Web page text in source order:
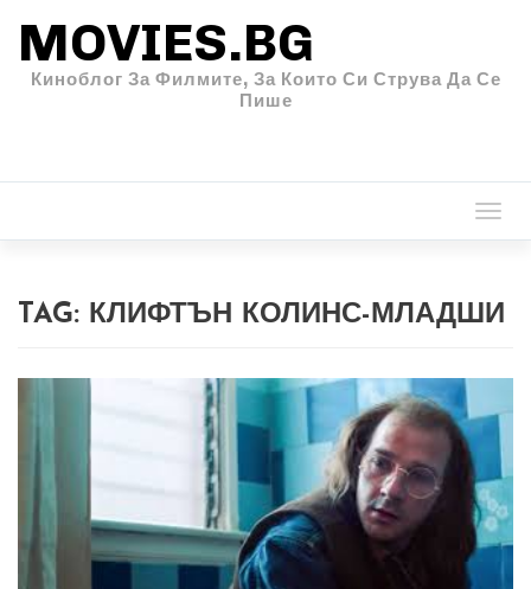
MOVIES.BG
Киноблог За Филмите, За Които Си Струва Да Се
Пише
TAG: КЛИФТЪН КОЛИНС-МЛАДШИ